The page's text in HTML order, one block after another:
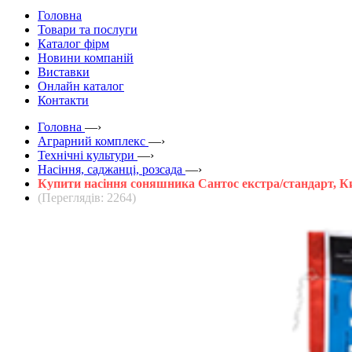
Головна
Товари та послуги
Каталог фірм
Новини компаній
Виставки
Онлайн каталог
Контакти
Головна —›
Аграрний комплекс —›
Технічні культури —›
Насіння, саджанці, розсада —›
Купити насіння соняшника Сантос екстра/стандарт,
(Переглядів: 2264)